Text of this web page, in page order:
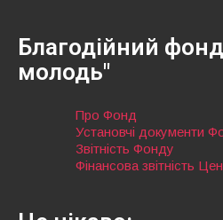
Благодійний
молодь"
Про Фонд
Установчі документи
Звітність Фонду
Фінансова звітність